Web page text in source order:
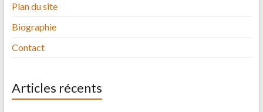
Plan du site
Biographie
Contact
Articles récents